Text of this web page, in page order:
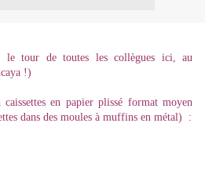
tour de toutes les collègues ici, au
!)
en papier plissé format moyen
dans des moules à muffins en métal) :